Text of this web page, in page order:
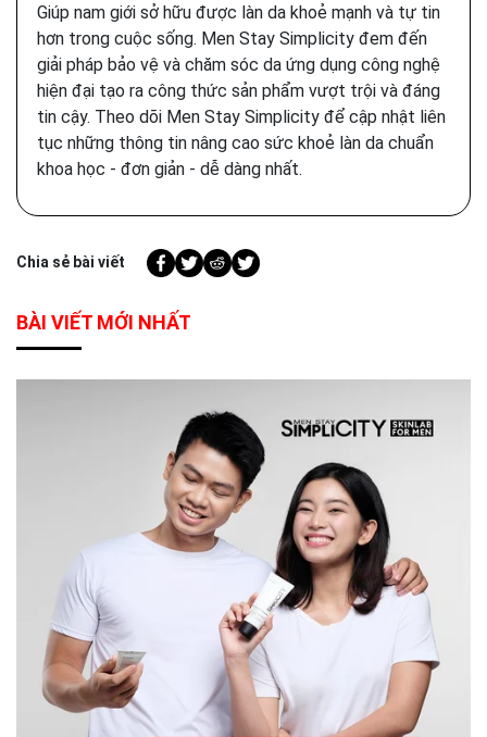
Giúp nam giới sở hữu được làn da khoẻ mạnh và tự tin
hơn trong cuộc sống. Men Stay Simplicity đem đến
giải pháp bảo vệ và chăm sóc da ứng dụng công nghệ
hiện đại tạo ra công thức sản phẩm vượt trội và đáng
tin cậy. Theo dõi Men Stay Simplicity để cập nhật liên
tục những thông tin nâng cao sức khoẻ làn da chuẩn
khoa học - đơn giản - dễ dàng nhất.
Chia sẻ bài viết
BÀI VIẾT MỚI NHẤT